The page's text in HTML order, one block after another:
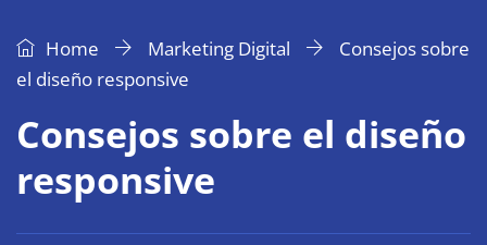
Home Marketing Digital
Consejos sobre
el diseño responsive
Consejos sobre el diseño
responsive